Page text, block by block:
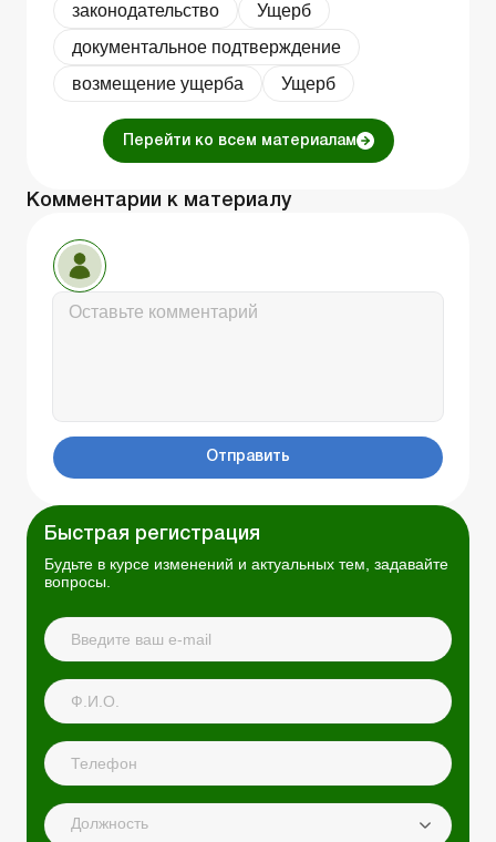
законодательство
Ущерб
документальное подтверждение
возмещение ущерба
Ущерб
Перейти ко всем материалам
Комментарии к материалу
Отправить
Быстрая регистрация
Будьте в курсе изменений и актуальных тем, задавайте
вопросы.
Должность